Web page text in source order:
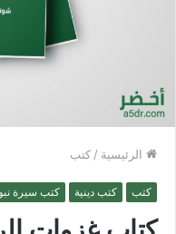
الرئيسية / كتب
كتب كتب دينية كتب سيرة